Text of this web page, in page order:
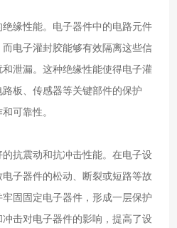
缘性能。电子器件中的电路元件
电子灌封胶能够有效隔离这些信
泄漏。这种绝缘性能使得电子灌
板、传感器等关键部件的保护
可靠性。
抗震动和抗冲击性能。在电子设
子器件的松动、断裂或短路等故
固固定电子器件，形成一层保护
击对电子器件的影响，提高了设